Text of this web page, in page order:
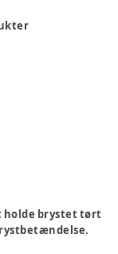
holde brystet tørt